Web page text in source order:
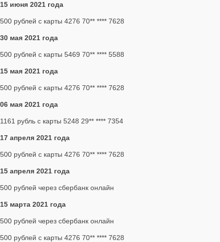
15 июня 2021 года
500 рублей с карты 4276 70** **** 7628
30 мая 2021 года
500 рублей с карты 5469 70** **** 5588
15 мая 2021 года
500 рублей с карты 4276 70** **** 7628
06 мая 2021 года
1161 рубль с карты 5248 29** **** 7354
17 апреля 2021 года
500 рублей с карты 4276 70** **** 7628
15 апреля 2021 года
500 рублей через сбербанк онлайн
15 марта 2021 года
500 рублей через сбербанк онлайн
500 рублей с карты 4276 70** **** 7628